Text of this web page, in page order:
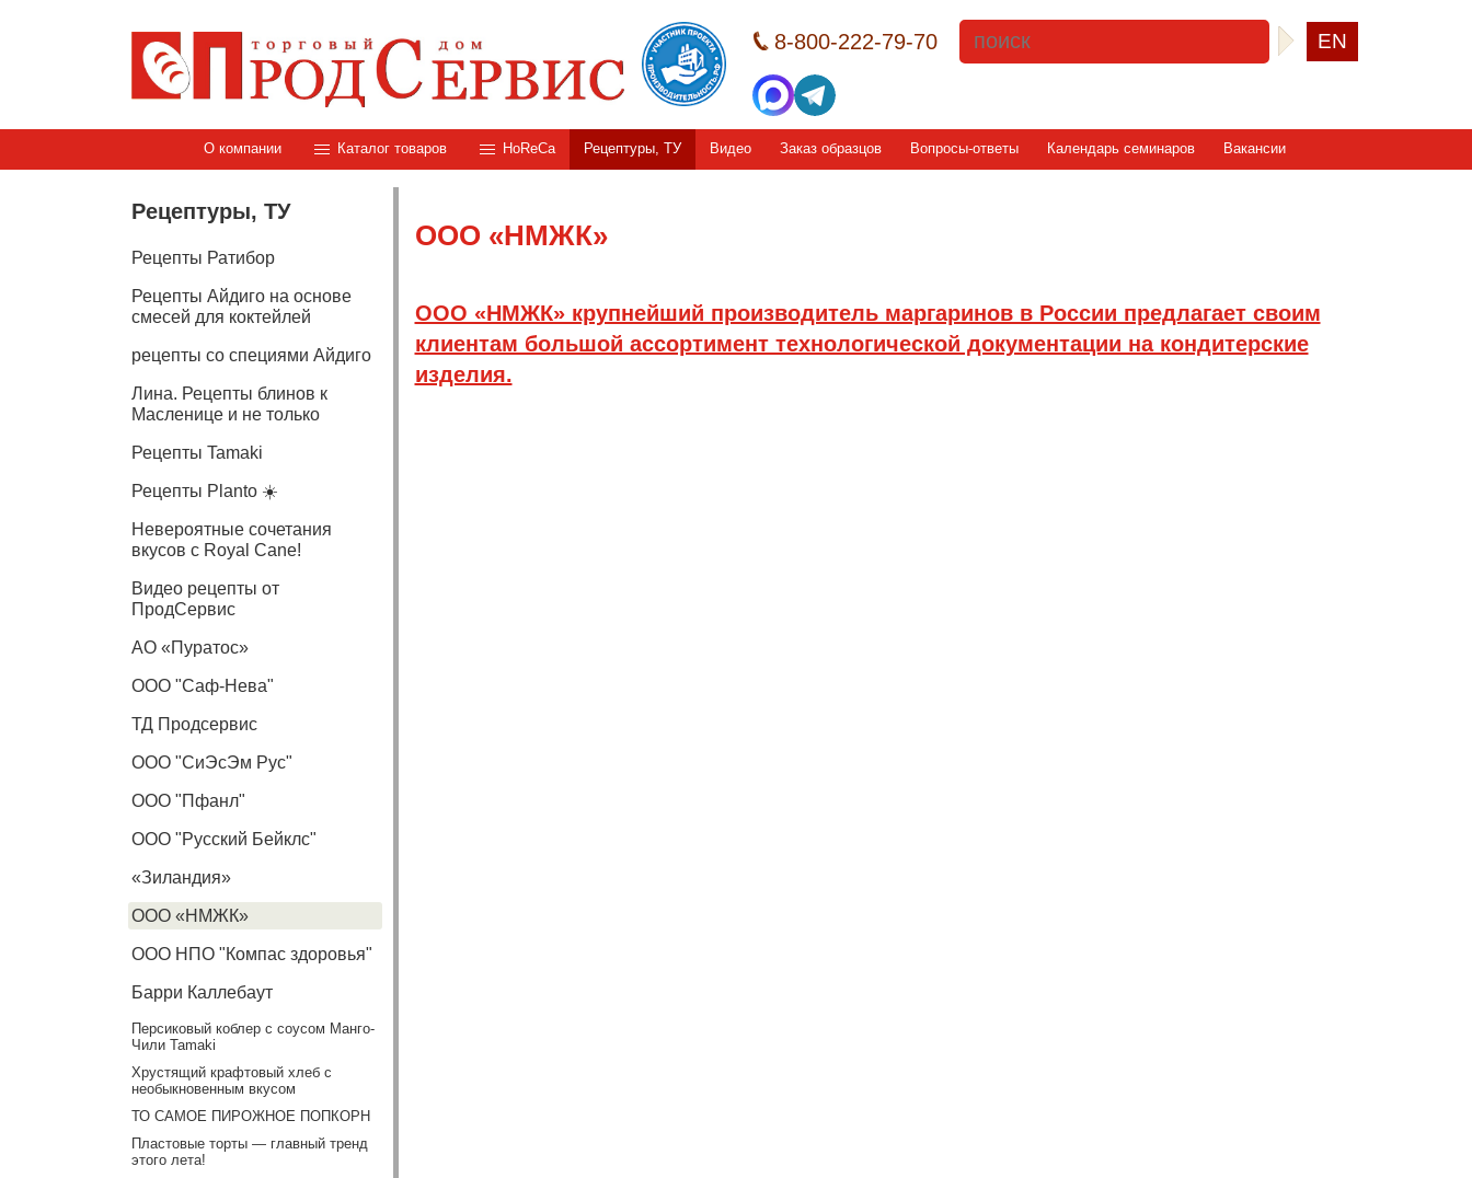
8-800-222-79-70 EN
О компании Каталог товаров HoReCa Рецептуры, ТУ Видео Заказ образцов Вопросы-ответы Календарь семинаров Вакансии
Рецептуры, ТУ
Рецепты Ратибор
Рецепты Айдиго на основе
смесей для коктейлей
рецепты со специями Айдиго
Лина. Рецепты блинов к
Масленице и не только
Рецепты Tamaki
Рецепты Planto ☀️
Невероятные сочетания
вкусов с Royal Cane!
Видео рецепты от
ПродСервис
АО «Пуратос»
ООО "Саф-Нева"
ТД Продсервис
ООО "СиЭсЭм Рус"
ООО "Пфанл"
ООО "Русский Бейклс"
«Зиландия»
ООО «НМЖК»
ООО НПО "Компас здоровья"
Барри Каллебаут
Персиковый коблер с соусом Манго-
Чили Tamaki
Хрустящий крафтовый хлеб с
необыкновенным вкусом
ТО САМОЕ ПИРОЖНОЕ ПОПКОРН
Пластовые торты — главный тренд
этого лета!
ООО «НМЖК»
ООО «НМЖК» крупнейший производитель маргаринов в России предлагает своим
клиентам большой ассортимент технологической документации на кондитерские
изделия.